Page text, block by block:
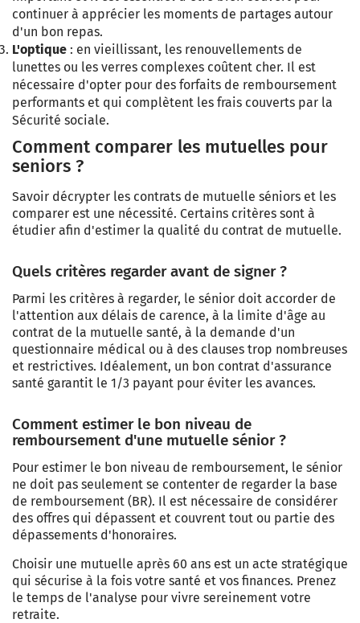
continuer à apprécier les moments de partages autour
d'un bon repas.
L'optique : en vieillissant, les renouvellements de
lunettes ou les verres complexes coûtent cher. Il est
nécessaire d'opter pour des forfaits de remboursement
performants et qui complètent les frais couverts par la
Sécurité sociale.
Comment comparer les mutuelles pour
seniors ?
Savoir décrypter les contrats de mutuelle séniors et les
comparer est une nécessité. Certains critères sont à
étudier afin d'estimer la qualité du contrat de mutuelle.
Quels critères regarder avant de signer ?
Parmi les critères à regarder, le sénior doit accorder de
l'attention aux délais de carence, à la limite d'âge au
contrat de la mutuelle santé, à la demande d'un
questionnaire médical ou à des clauses trop nombreuses
et restrictives. Idéalement, un bon contrat d'assurance
santé garantit le 1/3 payant pour éviter les avances.
Comment estimer le bon niveau de
remboursement d'une mutuelle sénior ?
Pour estimer le bon niveau de remboursement, le sénior
ne doit pas seulement se contenter de regarder la base
de remboursement (BR). Il est nécessaire de considérer
des offres qui dépassent et couvrent tout ou partie des
dépassements d'honoraires.
Choisir une mutuelle après 60 ans est un acte stratégique
qui sécurise à la fois votre santé et vos finances. Prenez
le temps de l'analyse pour vivre sereinement votre
retraite.